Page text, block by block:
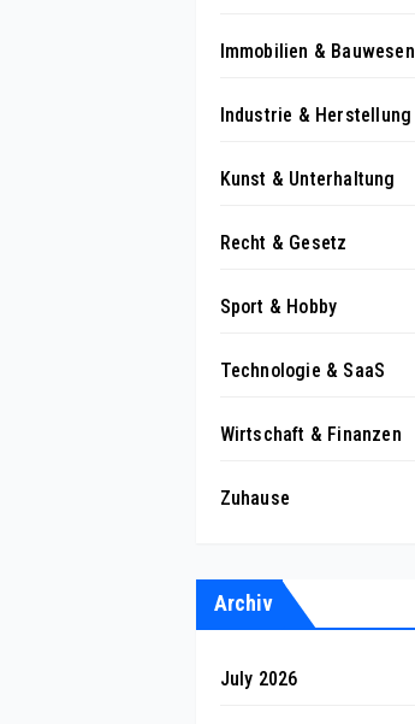
Immobilien & Bauwesen
Industrie & Herstellung
Kunst & Unterhaltung
Recht & Gesetz
Sport & Hobby
Technologie & SaaS
Wirtschaft & Finanzen
Zuhause
Archiv
July 2026